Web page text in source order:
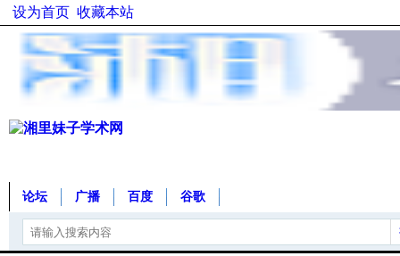
设为首页 收藏本站
论坛 广播 百度 谷歌